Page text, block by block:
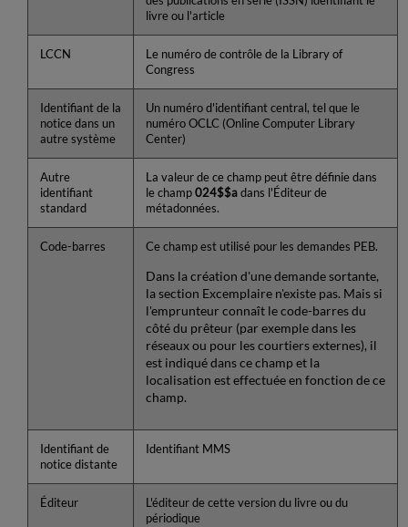
livre ou l'article
LCCN
Le numéro de contrôle de la Library of
Congress
Identifiant de la
notice dans un
autre système
Un numéro d'identifiant central, tel que le
numéro OCLC (Online Computer Library
Center)
Autre
identifiant
standard
La valeur de ce champ peut être définie dans
le champ 024$$adans l'Éditeur de
métadonnées.
Code-barres Ce champ est utilisé pour les demandes PEB.
Dans la création d'une demande sortante,
la section Excemplaire n'existe pas. Mais si
l'emprunteur connaît le code-barres du
côté du prêteur (par exemple dans les
réseaux ou pour les courtiers externes), il
est indiqué dans ce champ et la
localisation est effectuée en fonction de ce
champ.
Identifiant de
notice distante
Identifiant MMS
Éditeur
L'éditeur de cette version du livre ou du
périodique